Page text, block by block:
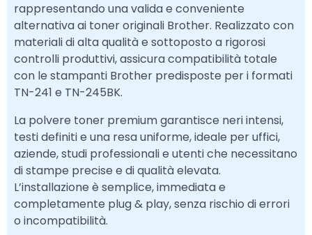
rappresentando una valida e conveniente
alternativa ai toner originali Brother. Realizzato con
materiali di alta qualità e sottoposto a rigorosi
controlli produttivi, assicura compatibilità totale
con le stampanti Brother predisposte per i formati
TN-241 e TN-245BK.
La polvere toner premium garantisce neri intensi,
testi definiti e una resa uniforme, ideale per uffici,
aziende, studi professionali e utenti che necessitano
di stampe precise e di qualità elevata.
L’installazione è semplice, immediata e
completamente plug & play, senza rischio di errori
o incompatibilità.